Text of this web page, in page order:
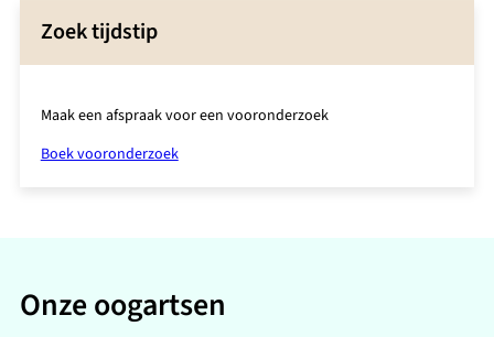
Zoek tijdstip
Maak een afspraak voor een vooronderzoek
Boek vooronderzoek
Onze oogartsen